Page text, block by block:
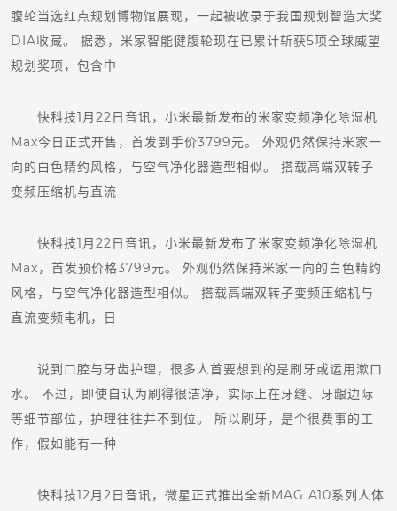
腹轮当选红点规划博物馆展现，一起被收录于我国规划智造大奖
DIA收藏。 据悉，米家智能健腹轮现在已累计斩获5项全球威望
规划奖项，包含中
快科技1月22日音讯，小米最新发布的米家变频净化除湿机
Max今日正式开售，首发到手价3799元。 外观仍然保持米家一
向的白色精约风格，与空气净化器造型相似。 搭载高端双转子
变频压缩机与直流
快科技1月22日音讯，小米最新发布了米家变频净化除湿机
Max，首发预价格3799元。 外观仍然保持米家一向的白色精约
风格，与空气净化器造型相似。 搭载高端双转子变频压缩机与
直流变频电机，日
说到口腔与牙齿护理，很多人首要想到的是刷牙或运用漱口
水。 不过，即使自认为刷得很洁净，实际上在牙缝、牙龈边际
等细节部位，护理往往并不到位。 所以刷牙，是个很费事的工
作，假如能有一种
快科技12月2日音讯，微星正式推出全新MAG A10系列人体